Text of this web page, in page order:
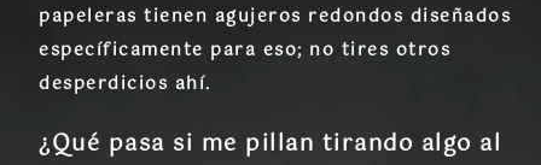
papeleras tienen agujeros redondos diseñados
específicamente para eso; no tires otros
desperdicios ahí.
¿Qué pasa si me pillan tirando algo al